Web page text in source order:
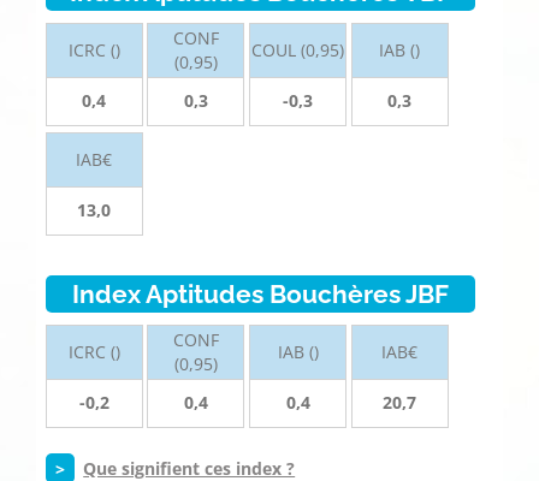
ICRC ()
0,4
CONF
(0,95)
0,3
COUL (0,95)
-0,3
IAB ()
0,3
IAB€
13,0
Index Aptitudes Bouchères JBF
ICRC ()
-0,2
CONF
(0,95)
0,4
IAB ()
0,4
IAB€
20,7
> Que signifient ces index ?